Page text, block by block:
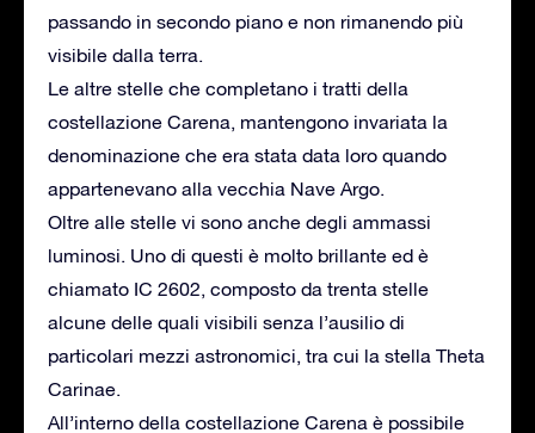
passando in secondo piano e non rimanendo più
visibile dalla terra.
Le altre stelle che completano i tratti della
costellazione Carena, mantengono invariata la
denominazione che era stata data loro quando
appartenevano alla vecchia Nave Argo.
Oltre alle stelle vi sono anche degli ammassi
luminosi. Uno di questi è molto brillante ed è
chiamato IC 2602, composto da trenta stelle
alcune delle quali visibili senza l’ausilio di
particolari mezzi astronomici, tra cui la stella Theta
Carinae.
All’interno della costellazione Carena è possibile